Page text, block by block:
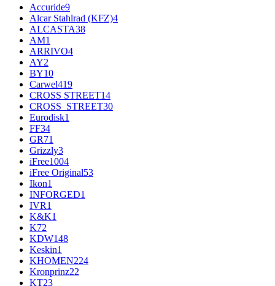
Accuride9
Alcar Stahlrad (KFZ)4
ALCASTA38
AM1
ARRIVO4
AY2
BY10
Carwel419
CROSS STREET14
CROSS_STREET30
Eurodisk1
FF34
GR71
Grizzly3
iFree1004
iFree Original53
Ikon1
INFORGED1
IVR1
K&K1
K72
KDW148
Keskin1
KHOMEN224
Kronprinz22
KT23